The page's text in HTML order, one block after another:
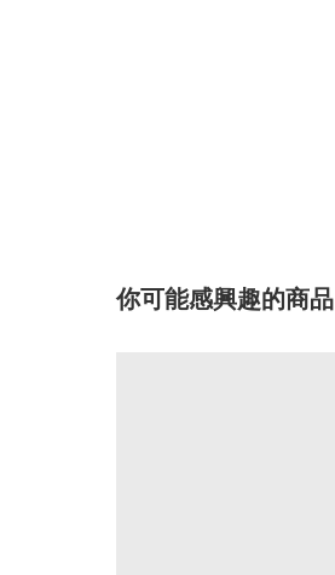
你可能感興趣的商品